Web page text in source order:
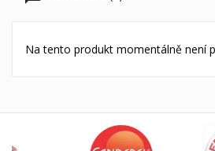
Na tento produkt momentálně není